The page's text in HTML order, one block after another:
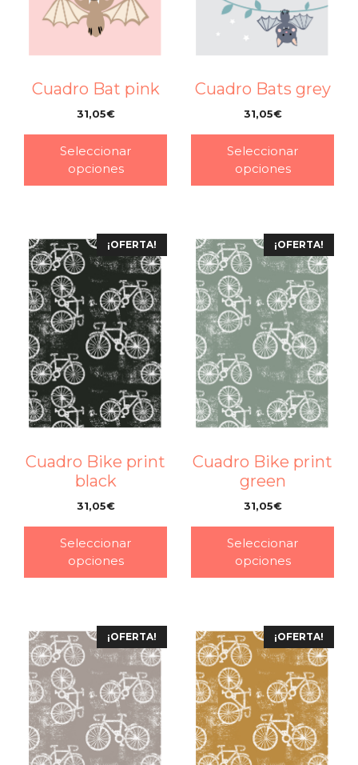
Cuadro Bat pink
31,05€
Seleccionar
opciones
Cuadro Bats grey
31,05€
Seleccionar
opciones
¡OFERTA!
Cuadro Bike print
black
31,05€
Seleccionar
opciones
¡OFERTA!
Cuadro Bike print
green
31,05€
Seleccionar
opciones
¡OFERTA! ¡OFERTA!